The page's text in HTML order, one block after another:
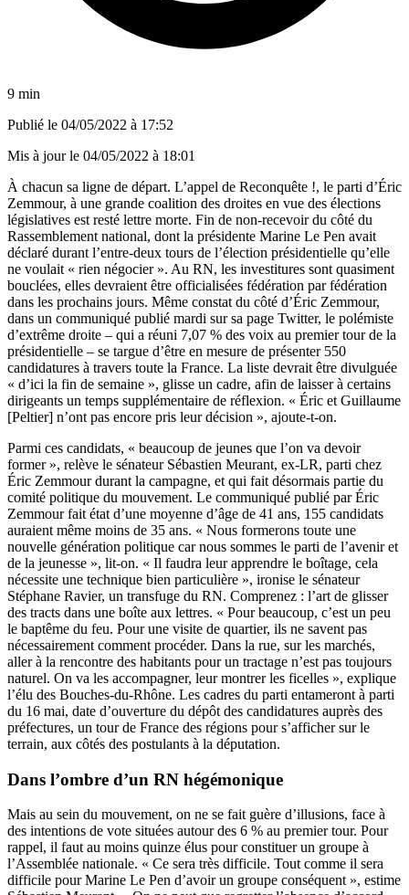
9 min
Publié le 04/05/2022 à 17:52
Mis à jour le 04/05/2022 à 18:01
À chacun sa ligne de départ. L’appel de Reconquête !, le parti d’Éric
Zemmour, à une grande coalition des droites en vue des élections
législatives est resté lettre morte. Fin de non-recevoir du côté du
Rassemblement national, dont la présidente Marine Le Pen avait
déclaré durant l’entre-deux tours de l’élection présidentielle qu’elle
ne voulait « rien négocier ». Au RN, les investitures sont quasiment
bouclées, elles devraient être officialisées fédération par fédération
dans les prochains jours. Même constat du côté d’Éric Zemmour,
dans un communiqué publié mardi sur sa page Twitter, le polémiste
d’extrême droite – qui a réuni 7,07 % des voix au premier tour de la
présidentielle – se targue d’être en mesure de présenter 550
candidatures à travers toute la France. La liste devrait être divulguée
« d’ici la fin de semaine », glisse un cadre, afin de laisser à certains
dirigeants un temps supplémentaire de réflexion. « Éric et Guillaume
[Peltier] n’ont pas encore pris leur décision », ajoute-t-on.
Parmi ces candidats, « beaucoup de jeunes que l’on va devoir
former », relève le sénateur Sébastien Meurant, ex-LR, parti chez
Éric Zemmour durant la campagne, et qui fait désormais partie du
comité politique du mouvement. Le communiqué publié par Éric
Zemmour fait état d’une moyenne d’âge de 41 ans, 155 candidats
auraient même moins de 35 ans. « Nous formerons toute une
nouvelle génération politique car nous sommes le parti de l’avenir et
de la jeunesse », lit-on. « Il faudra leur apprendre le boîtage, cela
nécessite une technique bien particulière », ironise le sénateur
Stéphane Ravier, un transfuge du RN. Comprenez : l’art de glisser
des tracts dans une boîte aux lettres. « Pour beaucoup, c’est un peu
le baptême du feu. Pour une visite de quartier, ils ne savent pas
nécessairement comment procéder. Dans la rue, sur les marchés,
aller à la rencontre des habitants pour un tractage n’est pas toujours
naturel. On va les accompagner, leur montrer les ficelles », explique
l’élu des Bouches-du-Rhône. Les cadres du parti entameront à parti
du 16 mai, date d’ouverture du dépôt des candidatures auprès des
préfectures, un tour de France des régions pour s’afficher sur le
terrain, aux côtés des postulants à la députation.
Dans l’ombre d’un RN hégémonique
Mais au sein du mouvement, on ne se fait guère d’illusions, face à
des intentions de vote situées autour des 6 % au premier tour. Pour
rappel, il faut au moins quinze élus pour constituer un groupe à
l’Assemblée nationale. « Ce sera très difficile. Tout comme il sera
difficile pour Marine Le Pen d’avoir un groupe conséquent », estime